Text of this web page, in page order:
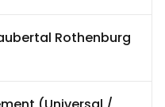
Rothenburg